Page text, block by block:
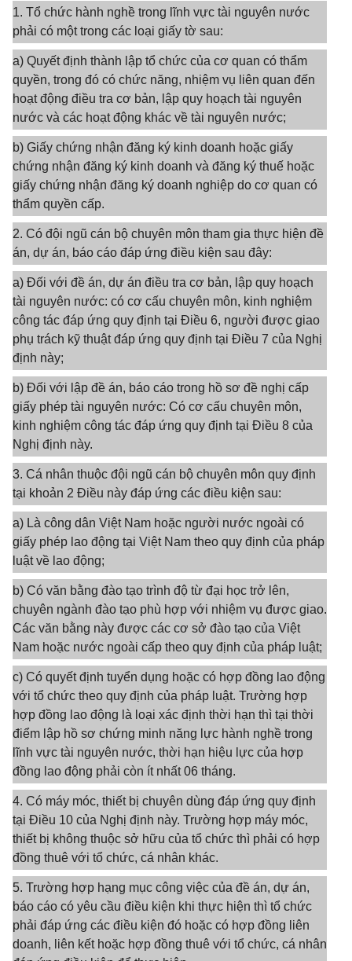
1. Tổ chức hành nghề trong lĩnh vực tài nguyên nước
phải có một trong các loại giấy tờ sau:
a) Quyết định thành lập tổ chức của cơ quan có thẩm
quyền, trong đó có chức năng, nhiệm vụ liên quan đến
hoạt động điều tra cơ bản, lập quy hoạch tài nguyên
nước và các hoạt động khác về tài nguyên nước;
b) Giấy chứng nhận đăng ký kinh doanh hoặc giấy
chứng nhận đăng ký kinh doanh và đăng ký thuế hoặc
giấy chứng nhận đăng ký doanh nghiệp do cơ quan có
thẩm quyền cấp.
2. Có đội ngũ cán bộ chuyên môn tham gia thực hiện đề
án, dự án, báo cáo đáp ứng điều kiện sau đây:
a) Đối với đề án, dự án điều tra cơ bản, lập quy hoạch
tài nguyên nước: có cơ cấu chuyên môn, kinh nghiệm
công tác đáp ứng quy định tại Điều 6, người được giao
phụ trách kỹ thuật đáp ứng quy định tại Điều 7 của Nghị
định này;
b) Đối với lập đề án, báo cáo trong hồ sơ đề nghị cấp
giấy phép tài nguyên nước: Có cơ cấu chuyên môn,
kinh nghiệm công tác đáp ứng quy định tại Điều 8 của
Nghị định này.
3. Cá nhân thuộc đội ngũ cán bộ chuyên môn quy định
tại khoản 2 Điều này đáp ứng các điều kiện sau:
a) Là công dân Việt Nam hoặc người nước ngoài có
giấy phép lao động tại Việt Nam theo quy định của pháp
luật về lao động;
b) Có văn bằng đào tạo trình độ từ đại học trở lên,
chuyên ngành đào tạo phù hợp với nhiệm vụ được giao.
Các văn bằng này được các cơ sở đào tạo của Việt
Nam hoặc nước ngoài cấp theo quy định của pháp luật;
c) Có quyết định tuyển dụng hoặc có hợp đồng lao động
với tổ chức theo quy định của pháp luật. Trường hợp
hợp đồng lao động là loại xác định thời hạn thì tại thời
điểm lập hồ sơ chứng minh năng lực hành nghề trong
lĩnh vực tài nguyên nước, thời hạn hiệu lực của hợp
đồng lao động phải còn ít nhất 06 tháng.
4. Có máy móc, thiết bị chuyên dùng đáp ứng quy định
tại Điều 10 của Nghị định này. Trường hợp máy móc,
thiết bị không thuộc sở hữu của tổ chức thì phải có hợp
đồng thuê với tổ chức, cá nhân khác.
5. Trường hợp hạng mục công việc của đề án, dự án,
báo cáo có yêu cầu điều kiện khi thực hiện thì tổ chức
phải đáp ứng các điều kiện đó hoặc có hợp đồng liên
doanh, liên kết hoặc hợp đồng thuê với tổ chức, cá nhân